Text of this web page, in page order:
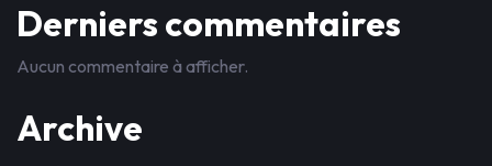
Derniers commentaires
Aucun commentaire à afficher.
Archive